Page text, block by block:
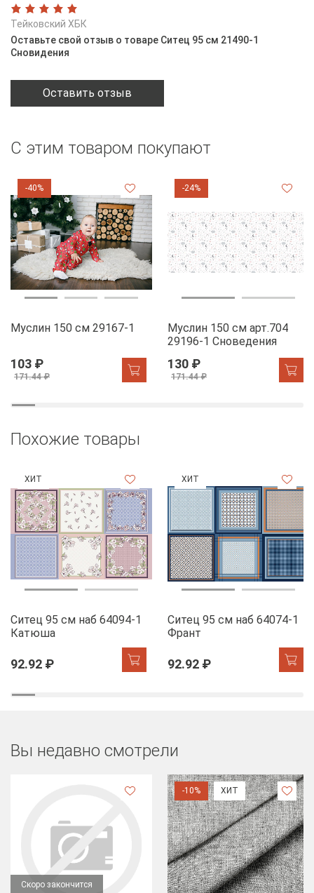
Тейковский ХБК
Оставьте свой отзыв о товаре Ситец 95 см 21490-1
Сновидения
Оставить отзыв
С этим товаром покупают
-40%
Муслин 150 см 29167-1
103 ₽
171.44 ₽
-24%
Муслин 150 см арт.704
29196-1 Сноведения
130 ₽
171.44 ₽
Похожие товары
ХИТ
Ситец 95 см наб 64094-1
Катюша
92.92 ₽
ХИТ
Ситец 95 см наб 64074-1
Франт
92.92 ₽
Вы недавно смотрели
Скоро закончится
-10% ХИТ